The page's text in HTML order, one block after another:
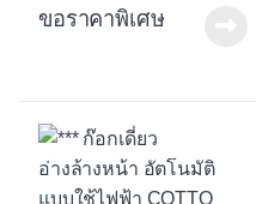
ขอราคาพิเศษ